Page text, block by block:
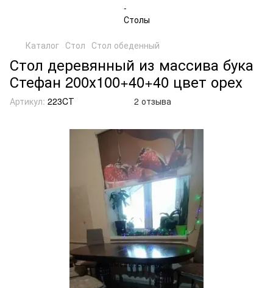
Каталог Стол Стол обеденный
Стол деревянный из массива бука
Стефан 200х100+40+40 цвет орех
Артикул: 223CТ 2 отзыва